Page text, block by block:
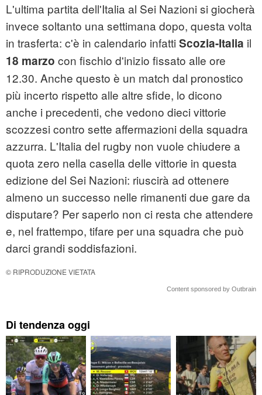
L'ultima partita dell'Italia al Sei Nazioni si giocherà
invece soltanto una settimana dopo, questa volta
in trasferta: c'è in calendario infatti Scozia-Italia il
18 marzo con fischio d'inizio fissato alle ore
12.30. Anche questo è un match dal pronostico
più incerto rispetto alle altre sfide, lo dicono
anche i precedenti, che vedono dieci vittorie
scozzesi contro sette affermazioni della squadra
azzurra. L'Italia del rugby non vuole chiudere a
quota zero nella casella delle vittorie in questa
edizione del Sei Nazioni: riuscirà ad ottenere
almeno un successo nelle rimanenti due gare da
disputare? Per saperlo non ci resta che attendere
e, nel frattempo, tifare per una squadra che può
darci grandi soddisfazioni.
© RIPRODUZIONE VIETATA
Content sponsored by Outbrain
Di tendenza oggi